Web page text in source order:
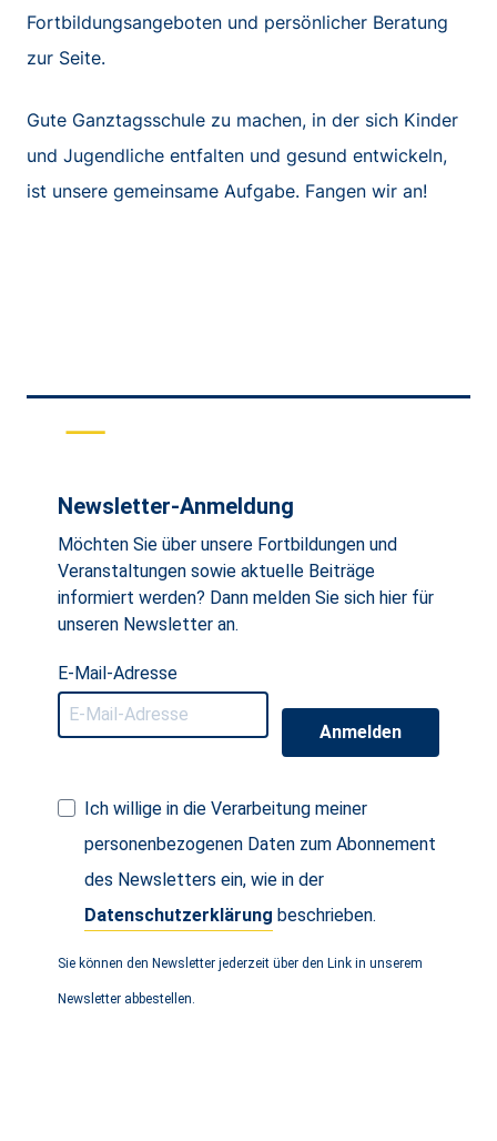
Fortbildungsangeboten und persönlicher Beratung
zur Seite.
Gute Ganztagsschule zu machen, in der sich Kinder
und Jugendliche entfalten und gesund entwickeln,
ist unsere gemeinsame Aufgabe. Fangen wir an!
Newsletter-Anmeldung
Möchten Sie über unsere Fortbildungen und
Veranstaltungen sowie aktuelle Beiträge
informiert werden? Dann melden Sie sich hier für
unseren Newsletter an.
E-Mail-Adresse
Anmelden
Ich willige in die Verarbeitung meiner
personenbezogenen Daten zum Abonnement
des Newsletters ein, wie in der
Datenschutzerklärung beschrieben.
Sie können den Newsletter jederzeit über den Link in unserem
Newsletter abbestellen.